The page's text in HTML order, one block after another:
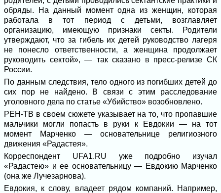
обряды. На данный момент одна из женщин, которая
работала в тот период с детьми, возглавляет
организацию, имеющую признаки секты. Родители
утверждают, что за гибель их детей руководство лагеря
не понесло ответственности, а женщина продолжает
руководить сектой», — так сказано в пресс-релизе СК
России.
По данным следствия, тело одного из погибших детей до
сих пор не найдено. В связи с этим расследование
уголовного дела по статье «Убийство» возобновлено.
РЕН-ТВ в своем сюжете указывает на то, что пропавшие
мальчики могли попасть в руки к Евдокии — на тот
момент Марченко — основательнице религиозного
движения «Радастея».
Корреспондент UFA1.RU уже подробно изучал
«Радастею» и ее основательницу — Евдокию Марченко
(она же Лучезарнова).
Евдокия, к слову, владеет рядом компаний. Например,